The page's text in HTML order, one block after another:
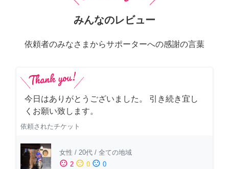
みんなのレビュー
依頼者のみなさまからサポーターへの感謝の言葉
今日はありがとうございました。 引き続き宜し
くお願い致します。
依頼されたチケット
女性 / 20代 / 全ての地域
sentiment_satisfied 2 sentiment_neutral 0 sentiment_dissatisfied 0